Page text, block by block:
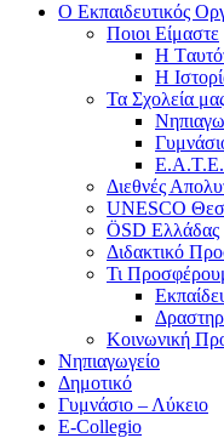
Ο Εκπαιδευτικός
Ποιοι Είμαστε
Η
Η
Τα Σχολεία
Διεθνές
UNESCO
ÖSD Ελλάδας
Διδακτικό
Τι
Κοινωνική
Νηπιαγωγείο
Δημοτικό
Γυμνάσιο – Λύκειο
E-Collegio